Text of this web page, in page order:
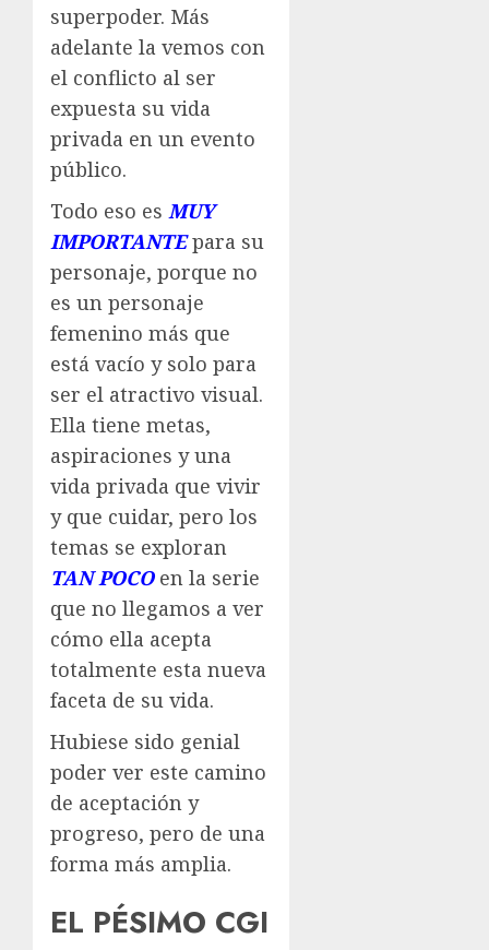
superpoder. Más
adelante la vemos con
el conflicto al ser
expuesta su vida
privada en un evento
público.
Todo eso es MUY
IMPORTANTEpara su
personaje, porque no
es un personaje
femenino más que
está vacío y solo para
ser el atractivo visual.
Ella tiene metas,
aspiraciones y una
vida privada que vivir
y que cuidar, pero los
temas se exploran
TAN POCO en la serie
que no llegamos a ver
cómo ella acepta
totalmente esta nueva
faceta de su vida.
Hubiese sido genial
poder ver este camino
de aceptación y
progreso, pero de una
forma más amplia.
EL PÉSIMO CGI